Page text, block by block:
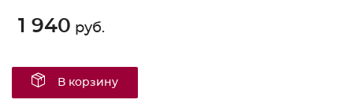
1 940 руб.
В корзину